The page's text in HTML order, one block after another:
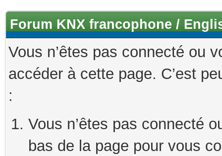
Forum KNX francophone /
Vous n’êtes pas connecté ou
accéder à cette page. C’est
:
Vous n’êtes pas connecté
bas de la page pour vous